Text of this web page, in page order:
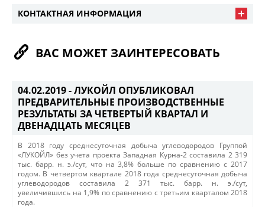
КОНТАКТНАЯ ИНФОРМАЦИЯ
ВАС МОЖЕТ ЗАИНТЕРЕСОВАТЬ
04.02.2019 -ЛУКОЙЛ ОПУБЛИКОВАЛ
ПРЕДВАРИТЕЛЬНЫЕ ПРОИЗВОДСТВЕННЫЕ
РЕЗУЛЬТАТЫ ЗА ЧЕТВЕРТЫЙ КВАРТАЛ И
ДВЕНАДЦАТЬ МЕСЯЦЕВ
В 2018 году среднесуточная добыча углеводородов Группой
«ЛУКОЙЛ» без учета проекта Западная Курна-2 составила 2 319
тыс. барр. н. э./сут, что на 3,8% больше по сравнению с 2017
годом. В четвертом квартале 2018 года среднесуточная добыча
углеводородов составила 2 371 тыс. барр. н. э./сут,
увеличившись на 1,9% по сравнению с третьим кварталом 2018
года.